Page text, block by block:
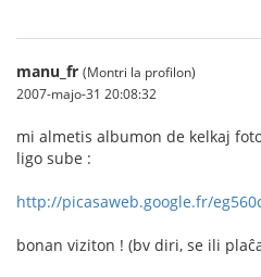
manu_fr (Montri la profilon)
2007-majo-31 20:08:32
mi almetis albumon de kelkaj
ligo sube :
http://picasaweb.google.fr/
bonan viziton ! (bv diri, se ili